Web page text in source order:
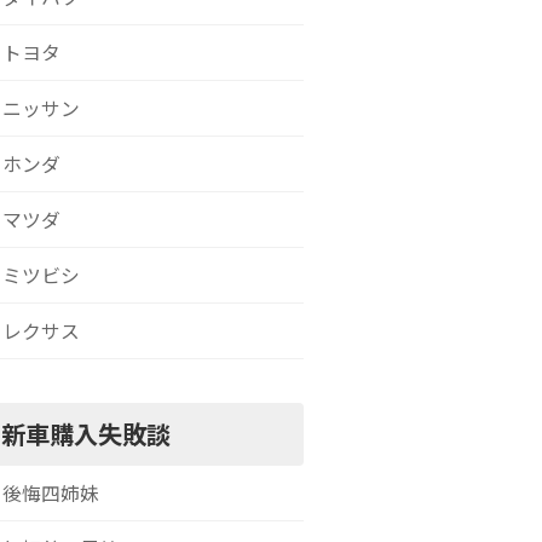
トヨタ
ニッサン
ホンダ
マツダ
ミツビシ
レクサス
新車購入失敗談
後悔四姉妹